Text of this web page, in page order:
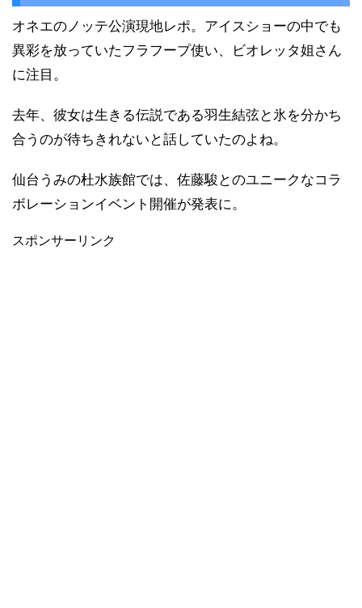
オネエのノッテ公演現地レポ。アイスショーの中でも
異彩を放っていたフラフープ使い、ビオレッタ姐さん
に注目。
去年、彼女は生きる伝説である羽生結弦と氷を分かち
合うのが待ちきれないと話していたのよね。
仙台うみの杜水族館では、佐藤駿とのユニークなコラ
ボレーションイベント開催が発表に。
スポンサーリンク